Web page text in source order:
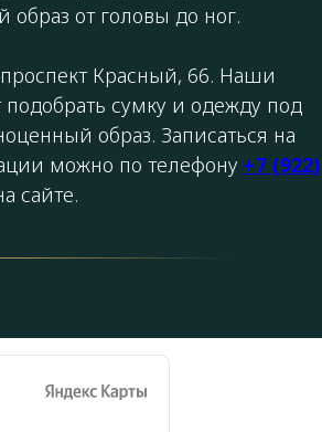
от головы до ног.
Красный, 66. Наши
сумку и одежду под
образ. Записаться на
можно по телефону +7 (922)
сайте.